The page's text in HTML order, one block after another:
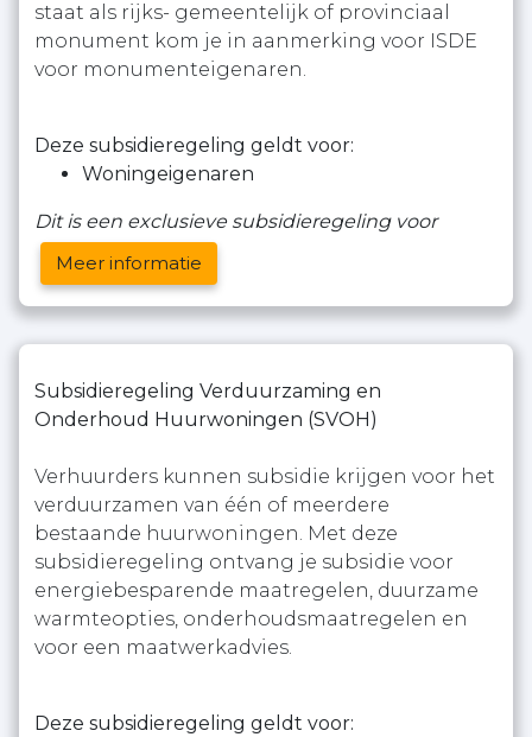
staat als rijks- gemeentelijk of provinciaal
monument kom je in aanmerking voor ISDE
voor monumenteigenaren.
Deze subsidieregeling geldt voor:
Woningeigenaren
Dit is een exclusieve subsidieregeling voor
Meer informatie
Subsidieregeling Verduurzaming en
Onderhoud Huurwoningen (SVOH)
Verhuurders kunnen subsidie krijgen voor het
verduurzamen van één of meerdere
bestaande huurwoningen. Met deze
subsidieregeling ontvang je subsidie voor
energiebesparende maatregelen, duurzame
warmteopties, onderhoudsmaatregelen en
voor een maatwerkadvies.
Deze subsidieregeling geldt voor: